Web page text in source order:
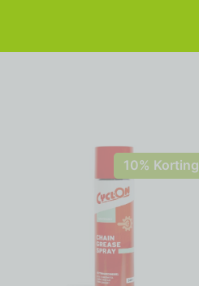
10% Korting